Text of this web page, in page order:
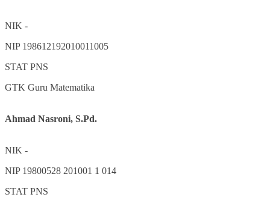
NIK -
NIP 198612192010011005
STAT PNS
GTK Guru Matematika
Ahmad Nasroni, S.Pd.
NIK -
NIP 19800528 201001 1 014
STAT PNS